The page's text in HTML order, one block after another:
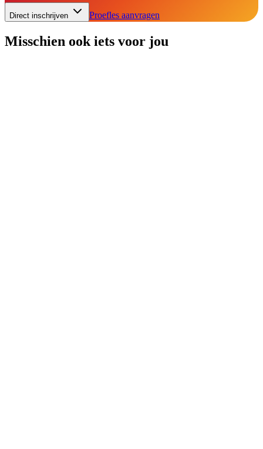
Direct inschrijven Proefles aanvragen
Misschien ook iets voor jou